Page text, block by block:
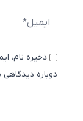
ذخیره نام،
دوباره دیدگاهی